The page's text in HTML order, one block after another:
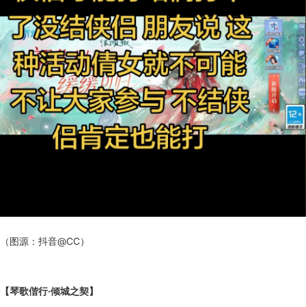
（图源：抖音@CC）
【琴歌偕行·倾城之契】